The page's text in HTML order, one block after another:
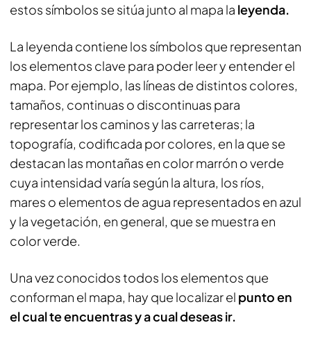
estos símbolos se sitúa junto al mapa la leyenda.
La leyenda contiene los símbolos que representan
los elementos clave para poder leer y entender el
mapa. Por ejemplo, las líneas de distintos colores,
tamaños, continuas o discontinuas para
representar los caminos y las carreteras; la
topografía, codificada por colores, en la que se
destacan las montañas en color marrón o verde
cuya intensidad varía según la altura, los ríos,
mares o elementos de agua representados en azul
y la vegetación, en general, que se muestra en
color verde.
Una vez conocidos todos los elementos que
conforman el mapa, hay que localizar el punto en
el cual te encuentras y a cual deseas ir.